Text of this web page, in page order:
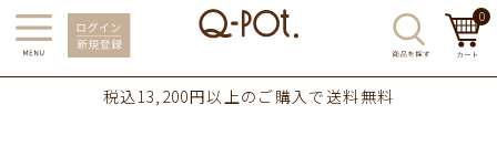
0
税込13,200円以上のご購入で送料無料